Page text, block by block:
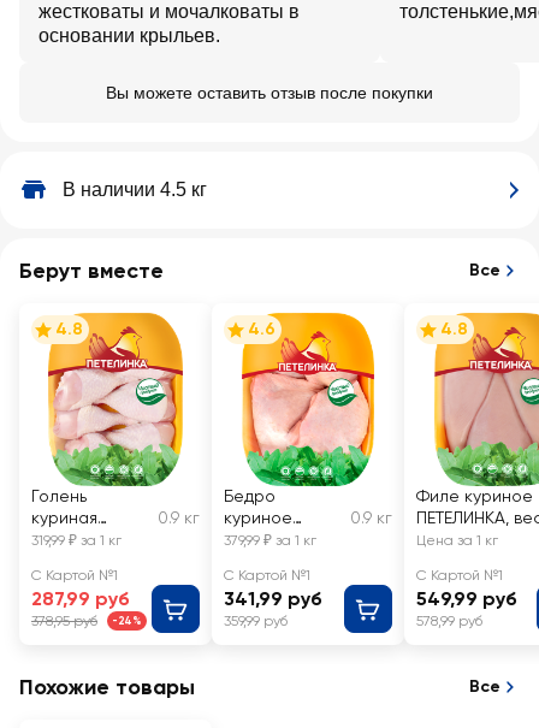
жестковаты и мочалковаты в
основании крыльев.
Вы можете оставить отзыв после покупки
В наличии 4.5 кг
Берут вместе Все
4.8
Голень
куриная
ПЕТЕЛИНКА,
0.9 кг
319,99 ₽ за 1 кг
С Картой №1
287,99 руб
378,95 руб -24%
4.6
Бедро
куриное
ПЕТЕЛИНКА,
0.9 кг
379,99 ₽ за 1 кг
С Картой №1
341,99 руб
359,99 руб
4.8
Филе куриное
ПЕТЕЛИНКА,
Цена за 1 кг
С Картой №1
549,99 руб
578,99 руб
Похожие товары Все